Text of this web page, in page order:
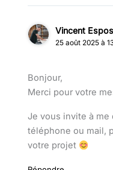
Vincent
25 août 2025 à
Bonjour,
Merci pour votre
Je vous invite à me
téléphone ou mail,
votre projet